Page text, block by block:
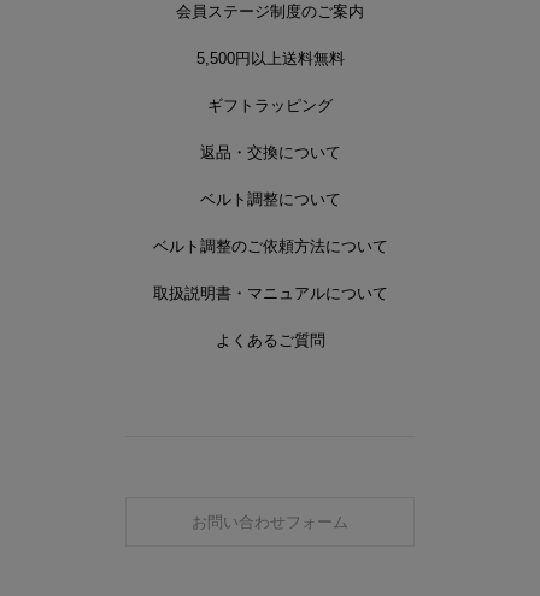
会員ステージ制度のご案内
5,500円以上送料無料
ギフトラッピング
返品・交換について
ベルト調整について
ベルト調整のご依頼方法について
取扱説明書・マニュアルについて
よくあるご質問
お問い合わせフォーム